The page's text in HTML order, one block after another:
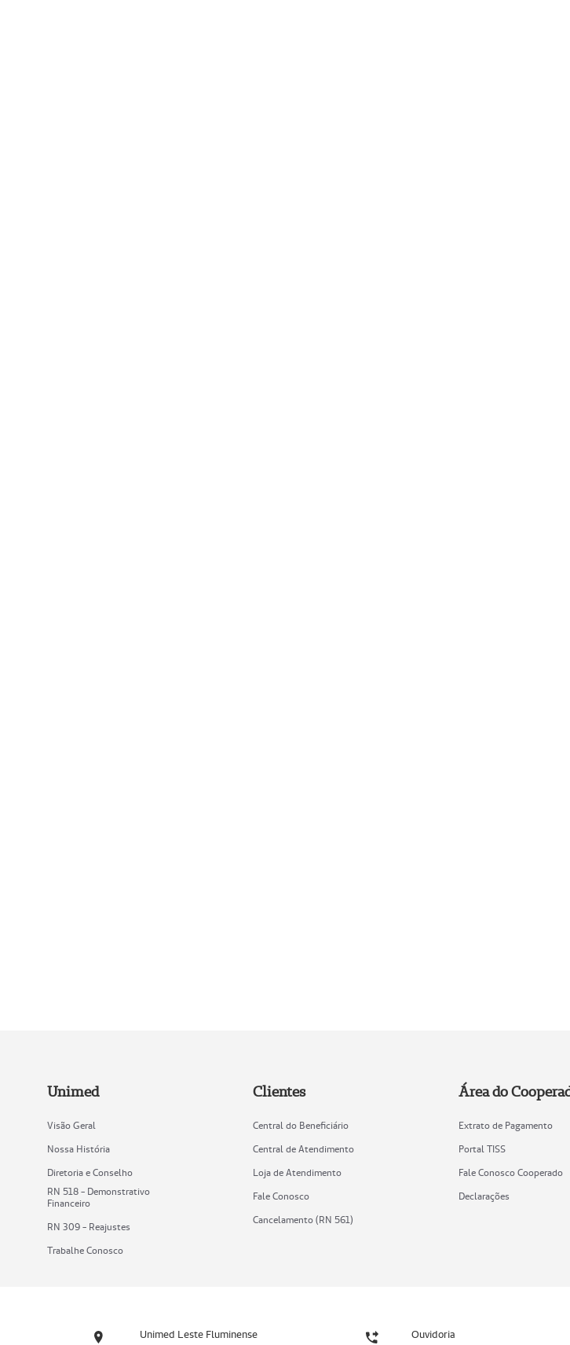
Unimed
Visão Geral
Nossa História
Diretoria e Conselho
RN 518 - Demonstrativo
Financeiro
RN 309 - Reajustes
Trabalhe Conosco
Clientes
Central do Beneficiário
Central de Atendimento
Loja de Atendimento
Fale Conosco
Cancelamento (RN 561)
Área do
Extrato de Pagamento
Portal TISS
Fale Conosco Cooperado
Declarações
Unimed Leste Fluminense Ouvidoria